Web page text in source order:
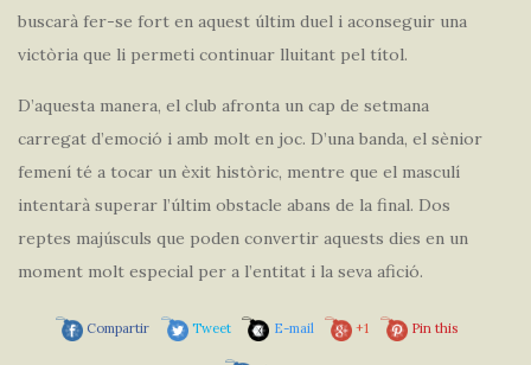
buscarà fer-se fort en aquest últim duel i aconseguir una
victòria que li permeti continuar lluitant pel títol.
D’aquesta manera, el club afronta un cap de setmana
carregat d’emoció i amb molt en joc. D’una banda, el sènior
femení té a tocar un èxit històric, mentre que el masculí
intentarà superar l’últim obstacle abans de la final. Dos
reptes majúsculs que poden convertir aquests dies en un
moment molt especial per a l’entitat i la seva afició.
Compartir Tweet E-mail +1 Pin this